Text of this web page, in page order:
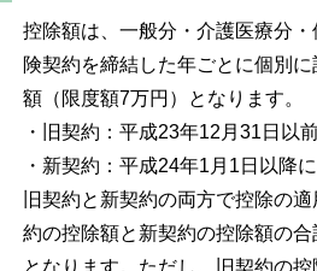
控除額は、一般分・介護医療分
険契約を締結した年ごとに個別
額（限度額7万円）となります。
・旧契約：平成23年12月31日以
・新契約：平成24年1月1日以降
旧契約と新契約の両方で控除の
約の控除額と新契約の控除額の
となります。ただし、旧契約の